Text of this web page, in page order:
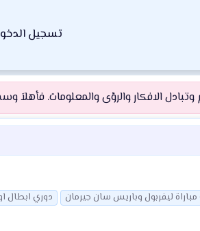
تسجيل
الافكار والرؤى والمعلومات. فأهلاَ
ليفربول وباريس سان جيرمان دوري ابطال